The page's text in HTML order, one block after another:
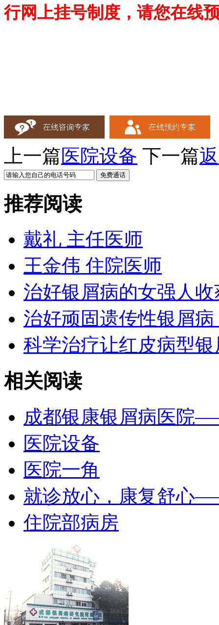
行网上挂号制度，请您在线
上一篇医院设备 下一篇
推荐阅读
戴礼 主任医师
王金伟 住院医师
治好银屑病的女强人
治好顽固遗传性银屑
科学治疗让红皮病型
相关阅读
成都银康银屑病医院
医院设备
医院一角
就诊放心，康复舒心
住院部病房